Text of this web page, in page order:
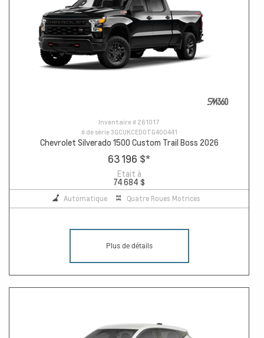
Inventaire # 261017
# de série3GCUKCED0TG400441
Chevrolet Silverado 1500 Custom Trail Boss 2026
63 196 $*
Etait à
74 684 $
Automatique Quatre Roues Motrices
Plus de détails